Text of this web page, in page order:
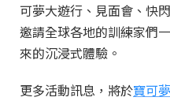
可夢大遊行、見面會、快
邀請全球各地的訓練家們
來的沉浸式體驗。
更多活動訊息，將於寶可